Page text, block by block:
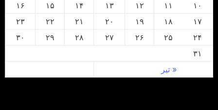
« تیر
۱۰
۱۱ ۱۲ ۱۳ ۱۴ ۱۵
۱۶
۱۷
۱۸ ۱۹ ۲۰ ۲۱ ۲۲
۲۳
۲۴
۲۵ ۲۶ ۲۷ ۲۸ ۲۹
۳۰
۳۱